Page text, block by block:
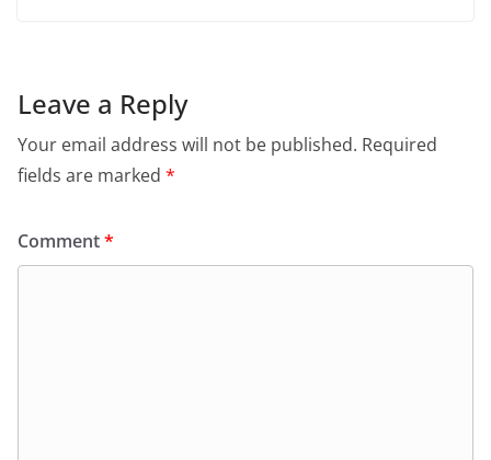
Leave a Reply
Your email address will not be published. Required
fields are marked *
Comment*